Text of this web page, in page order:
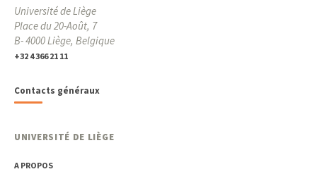
Université de Liège
Place du 20-Août, 7
B- 4000 Liège, Belgique
+32 4 366 21 11
Contacts généraux
UNIVERSITÉ DE LIÈGE
A PROPOS